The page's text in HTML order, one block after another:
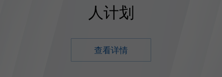
人计划
查看详情